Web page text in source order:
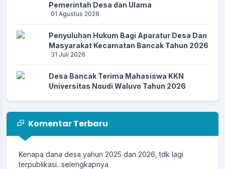
Pemerintah Desa dan Ulama
01 Agustus 2026
Penyuluhan Hukum Bagi Aparatur Desa Dan
Masyarakat Kecamatan Bancak Tahun 2026
31 Juli 2026
Desa Bancak Terima Mahasiswa KKN
Universitas Ngudi Waluyo Tahun 2026
Pemerintah Desa Bancak Perkuat Sinergi
dengan KDMP dan Kelompok Tani
Komentar Terbaru
13 April 2026 11:27:04
Apresiasi website desa sudah ada menu DESA ANTI
KORUPSI....selengkapnya
25 Maret 2026 06:03:36
03 Januari 2026 00:31:29
terpublikasi...selengkapnya